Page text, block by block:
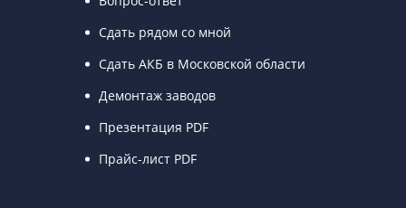
Сдать рядом со мной
Сдать АКБ в Московской области
Демонтаж заводов
Презентация PDF
Прайс-лист PDF